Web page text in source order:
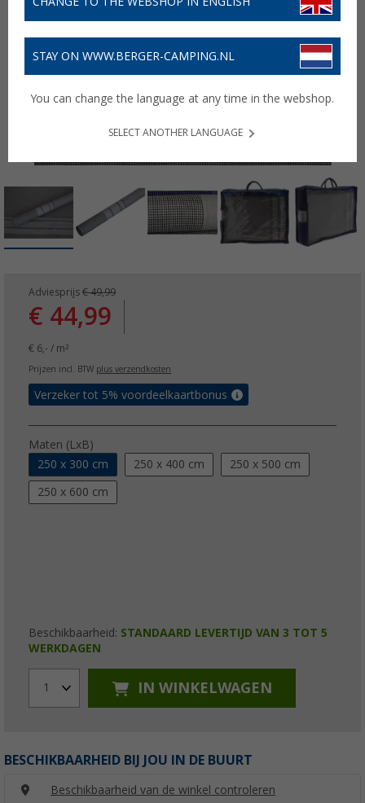
Adviesprijs € 49,99
€ 44,99
€ 6,- / m²
Prijzen incl. BTW plus verzendkosten
Verzeker tot 5% voordeelkaartbonus
Maten (LxB)
250 x 300 cm
250 x 400 cm 250 x 500 cm
250 x 600 cm
Beschikbaarheid: STANDAARD LEVERTIJD VAN 3 TOT 5
WERKDAGEN
1 IN WINKELWAGEN
BESCHIKBAARHEID BIJ JOU IN DE BUURT
Beschikbaarheid van de winkel controleren
STAY ON WWW.BERGER-CAMPING.NL
You can change the language at any time in the webshop.
SELECT ANOTHER LANGUAGE